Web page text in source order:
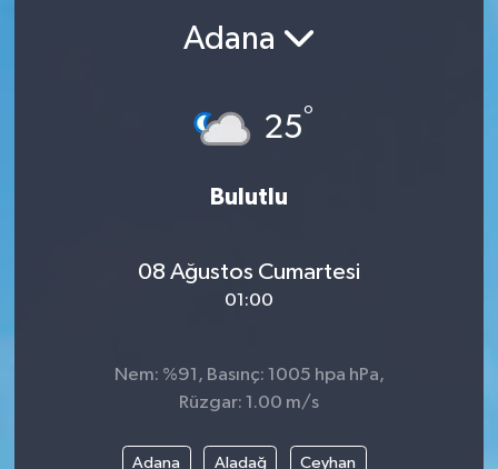
Adana
25°
Bulutlu
08 Ağustos Cumartesi
01:00
Nem: %91, Basınç: 1005 hpa hPa,
Rüzgar: 1.00 m/s
Adana Aladağ Ceyhan